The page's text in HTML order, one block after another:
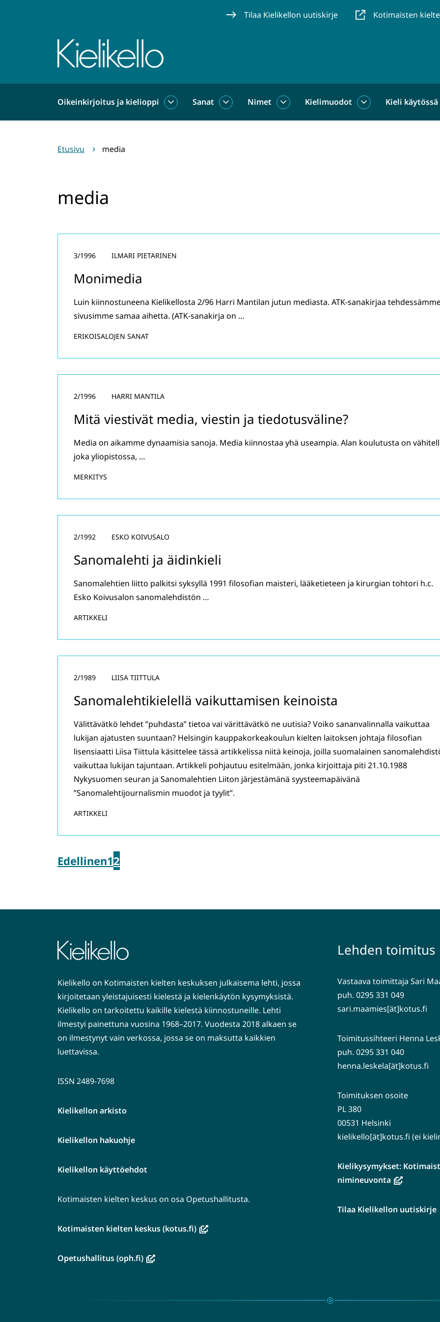
Tilaa Kielikellon uutiskirje Kotimaisten
Etusivu
Oikeinkirjoitus ja kielioppi
Oikeinkirjoitus
Sanat
Sanat
Nimet
NimetKielimuodot
KielimuodotKieli käytössä
Etusivu media
media
Monimedia
3/1996 ILMARI PIETARINEN
Luin kiinnostuneena Kielikellosta 2/96 Harri Mantilan jutun mediasta. ATK-sanakirjaa
sivusimme samaa aihetta. (ATK-sanakirja on …
ERIKOISALOJEN SANAT
Mitä viestivät media, viestin ja tiedotusväline?
2/1996 HARRI MANTILA
Media on aikamme dynaamisia sanoja. Media kiinnostaa yhä useampia. Alan koulutusta on
joka yliopistossa, …
MERKITYS
Sanomalehti ja äidinkieli
2/1992 ESKO KOIVUSALO
Sanomalehtien liitto palkitsi syksyllä 1991 filosofian maisteri, lääketieteen ja kirurgian tohtori h.c.
Esko Koivusalon sanomalehdistön …
ARTIKKELI
Sanomalehtikielellä vaikuttamisen keinoista
2/1989 LIISA TIITTULA
Välittävätkö lehdet ”puhdasta” tietoa vai värittävätkö ne uutisia? Voiko sananvalinnalla vaikuttaa
lukijan ajatusten suuntaan? Helsingin kauppakorkeakoulun kielten laitoksen johtaja filosofian
lisensiaatti Liisa Tiittula käsittelee tässä artikkelissa niitä keinoja, joilla suomalainen
vaikuttaa lukijan tajuntaan. Artikkeli pohjautuu esitelmään, jonka kirjoittaja piti 21.10.1988
Nykysuomen seuran ja Sanomalehtien Liiton järjestämänä syysteemapäivänä
”Sanomalehtijournalismin muodot ja tyylit”.
ARTIKKELI
Edellinen12
Kielikello on Kotimaisten kielten keskuksen julkaisema lehti, jossa
kirjoitetaan yleistajuisesti kielestä ja kielenkäytön kysymyksistä.
Kielikello on tarkoitettu kaikille kielestä kiinnostuneille. Lehti
ilmestyi painettuna vuosina 1968–2017. Vuodesta 2018 alkaen se
on ilmestynyt vain verkossa, jossa se on maksutta kaikkien
luettavissa.
ISSN 2489-7698
Kielikellon arkisto
Kielikellon hakuohje
Kielikellon käyttöehdot
Kotimaisten kielten keskus on osa Opetushallitusta.
Kotimaisten kielten keskus (kotus.fi)(avautuu
Opetushallitus (oph.fi)(avautuu
siirryt
Lehden toimitus
Vastaava toimittaja Sari
puh. 0295 331 049
sari.maamies[ät]kotus.fi
Toimitussihteeri Henna
puh. 0295 331 040
henna.leskela[ät]kotus.fi
Toimituksen osoite
PL 380
00531 Helsinki
kielikello[ät]kotus.fi (ei
Kielikysymykset:
nimineuvonta(avautuu
ikkunaan,
Tilaa Kielikellon uutiskirje